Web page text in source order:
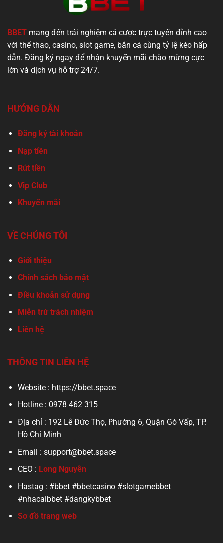
BBET mang đến trải nghiệm cá cược trực tuyến đỉnh cao
với thể thao, casino, slot game, bắn cá cùng tỷ lệ kèo hấp
dẫn. Đăng ký ngay để nhận khuyến mãi chào mừng cực
lớn và dịch vụ hỗ trợ 24/7.
HƯỚNG DẪN
Đăng ký tài khoản
Nạp tiền
Rút tiền
Vip Club
Khuyến mãi
VỀ CHÚNG TÔI
Giới thiệu
Chính sách bảo mật
Điều khoản sử dụng
Miễn trừ trách nhiệm
Liên hệ
THÔNG TIN LIÊN HỆ
Website : https://bbet.space
Hotline : 0978 462 315
Địa chỉ : 192 Lê Đức Thọ, Phường 6, Quận Gò Vấp, TP.
Hồ Chí Minh
Email : support@bbet.space
CEO : Long Nguyễn
Hastag : #bbet #bbetcasino #slotgamebbet
#nhacaibbet #dangkybbet
Sơ đồ trang web